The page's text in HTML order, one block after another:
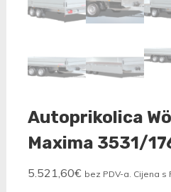
Autoprikolica
Maxima 3531/
5.521,60€ bez PDV-a. Cijena s